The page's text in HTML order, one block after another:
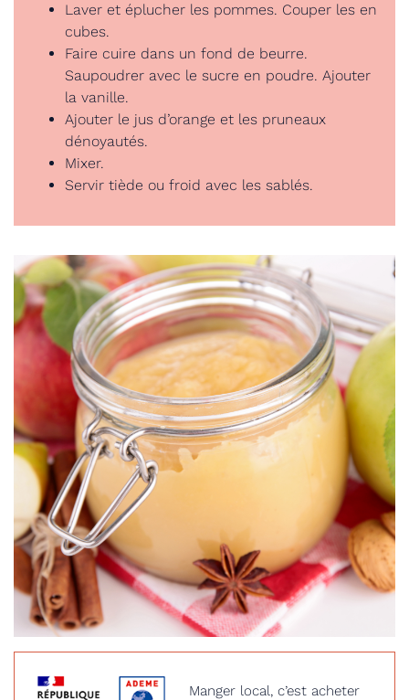
Laver et éplucher les pommes. Couper les en
cubes.
Faire cuire dans un fond de beurre.
Saupoudrer avec le sucre en poudre. Ajouter
la vanille.
Ajouter le jus d’orange et les pruneaux
dénoyautés.
Mixer.
Servir tiède ou froid avec les sablés.
Manger local, c’est acheter